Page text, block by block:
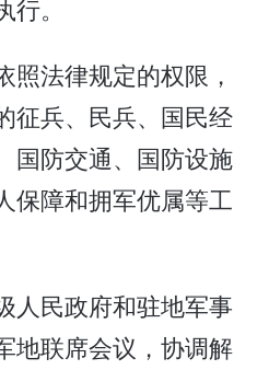
。
照法律规定的权限，
征兵、民兵、国民经
国防交通、国防设施
保障和拥军优属等工
民政府和驻地军事
地联席会议，协调解